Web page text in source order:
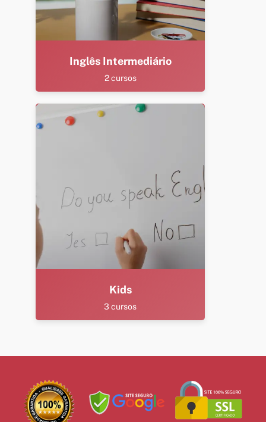
Inglês Intermediário
2 cursos
Kids
3 cursos